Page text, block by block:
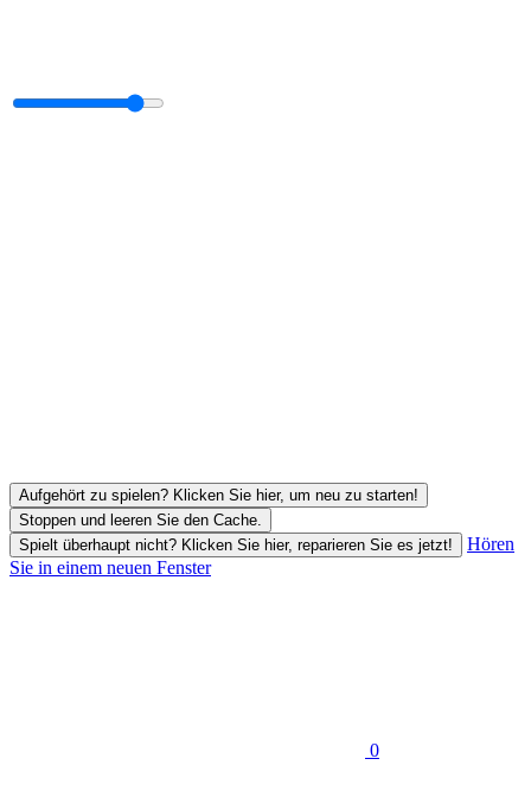
Aufgehört zu spielen? Klicken Sie hier, um neu zu starten!
Stoppen und leeren Sie den Cache.
Spielt überhaupt nicht? Klicken Sie hier, reparieren Sie es jetzt!
Hören
Sie in einem neuen Fenster
0